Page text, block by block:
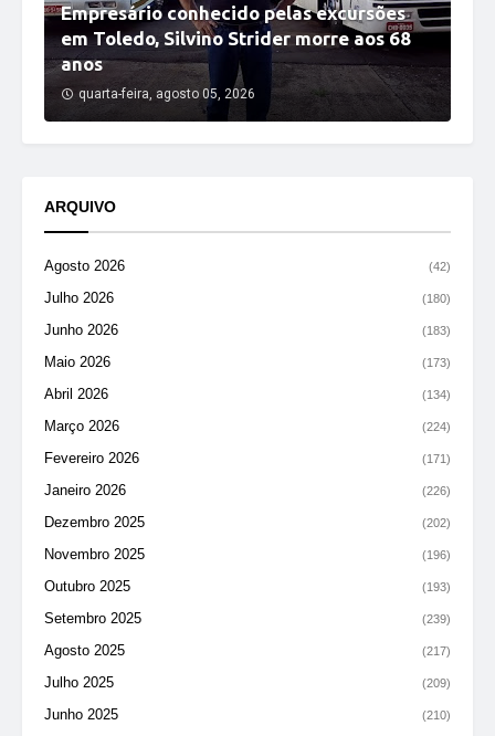
Empresário conhecido pelas excursões
em Toledo, Silvino Strider morre aos 68
anos
quarta-feira, agosto 05, 2026
ARQUIVO
Agosto 2026 (42)
Julho 2026 (180)
Junho 2026 (183)
Maio 2026 (173)
Abril 2026 (134)
Março 2026 (224)
Fevereiro 2026 (171)
Janeiro 2026 (226)
Dezembro 2025 (202)
Novembro 2025 (196)
Outubro 2025 (193)
Setembro 2025 (239)
Agosto 2025 (217)
Julho 2025 (209)
Junho 2025 (210)